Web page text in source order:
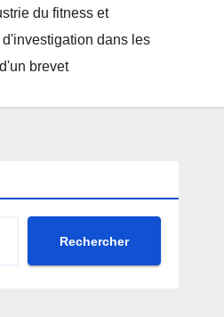
du fitness et
dans les
brevet
Rechercher